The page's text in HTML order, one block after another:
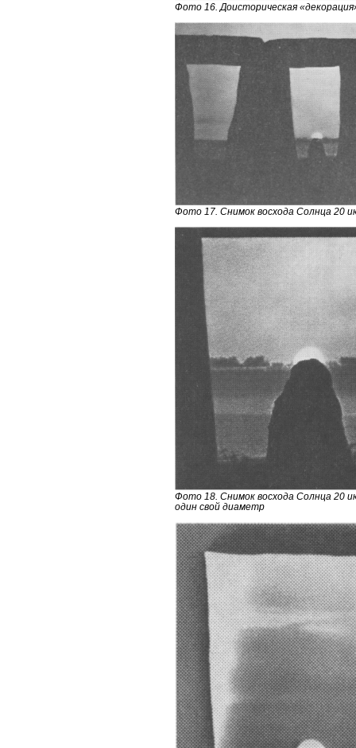
Фото 16. Доисторическая
Фото 17. Снимок восхода Солнца 20
Фото 18. Снимок восхода Солнца 20
один свой диаметр